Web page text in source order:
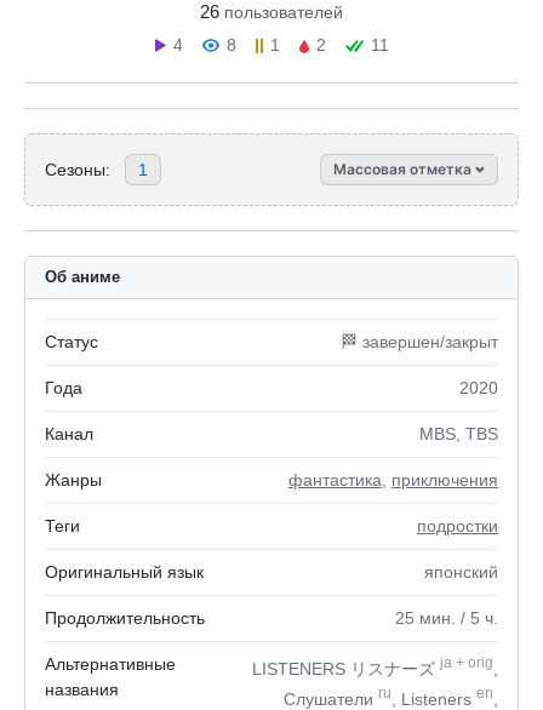
26 пользователей
4
8 1 2 11
Сезоны: 1 Массовая отметка
Об аниме
Статус 🏁 завершен/закрыт
Года 2020
Канал MBS, TBS
Жанры фантастика приключения
Теги подростки
Оригинальный язык японский
Продолжительность 25 мин. / 5 ч.
Альтернативные
названия
LISTENERS リスナーズja + orig
Слушатели ru , Listeners en